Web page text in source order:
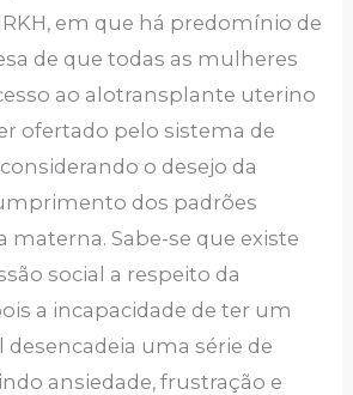
em que há predomínio de
de que todas as mulheres
ao alotransplante uterino
ofertado pelo sistema de
o desejo da
dos padrões
materna. Sabe-se que existe
social a respeito da
a incapacidade de ter um
uma série de
ansiedade, frustração e